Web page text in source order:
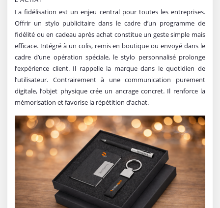
La fidélisation est un enjeu central pour toutes les entreprises.
Offrir un stylo publicitaire dans le cadre d’un programme de
fidélité ou en cadeau après achat constitue un geste simple mais
efficace. Intégré à un colis, remis en boutique ou envoyé dans le
cadre d’une opération spéciale, le stylo personnalisé prolonge
l’expérience client. Il rappelle la marque dans le quotidien de
l’utilisateur. Contrairement à une communication purement
digitale, l’objet physique crée un ancrage concret. Il renforce la
mémorisation et favorise la répétition d’achat.